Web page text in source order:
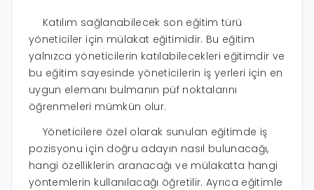
Katılım sağlanabilecek son eğitim türü
yöneticiler için mülakat eğitimidir. Bu eğitim
yalnızca yöneticilerin katılabilecekleri eğitimdir ve
bu eğitim sayesinde yöneticilerin iş yerleri için en
uygun elemanı bulmanın püf noktalarını
öğrenmeleri mümkün olur.
Yöneticilere özel olarak sunulan eğitimde iş
pozisyonu için doğru adayın nasıl bulunacağı,
hangi özelliklerin aranacağı ve mülakatta hangi
yöntemlerin kullanılacağı öğretilir. Ayrıca eğitimle